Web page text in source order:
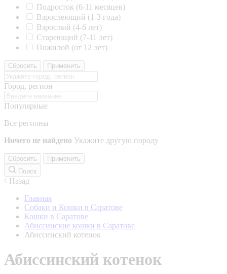
Подросток (6-11 месяцев)
Взрослеющий (1-3 года)
Взрослый (4-6 лет)
Стареющий (7-11 лет)
Пожилой (от 12 лет)
Сбросить Применить
Город, регион
Популярные
Все регионы
Ничего не найдено Укажите другую породу
Сбросить
Применить
Поиск
Назад
Главная
Собаки и Кошки в Саратове
Кошки в Саратове
Абиссинские кошки в Саратове
Абиссинский котенок
Абиссинский котенок